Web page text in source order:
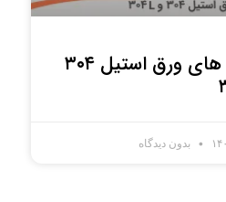
تفاوت های ورق استیل ۳۰۴
بدون دیدگاه